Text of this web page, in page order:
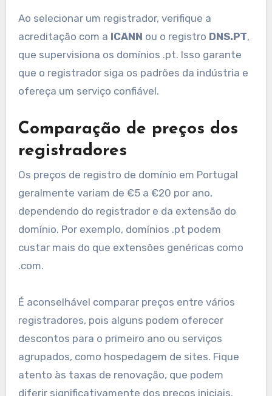
Alguns dos registradores de domínio mais
respeitáveis em Portugal incluemPTisp,
Dominios.pteWebHS. Essas empresas são
conhecidas por sua confiabilidade, segurança e
conformidade com as regulamentações locais.
Ao selecionar um registrador, verifique a
acreditação com a
que supervisiona os domínios .pt. Isso garante
que o registrador siga os padrões da indústria e
ofereça um serviço confiável.
Comparação de preços dos
registradores
geralmente variam de €5 a €20 por ano,
dependendo do registrador e da extensão do
domínio. Por exemplo, domínios .pt podem
custar mais do que extensões genéricas como
.com.